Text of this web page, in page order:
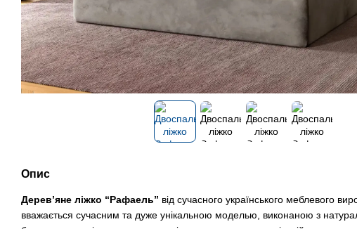
Опис
Дерев’яне ліжко “Рафаель” від сучасного українського меблевого
вважається сучасним та дуже унікальною моделью, виконаною з